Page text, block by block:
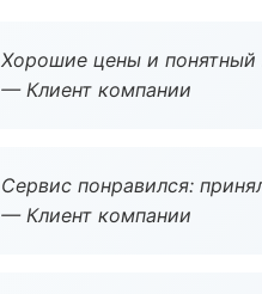
Хорошие цены и понятный
— Клиент компании
Сервис понравился:
— Клиент компании